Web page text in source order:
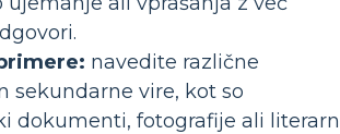
navedite različne
sekundarne vire, kot so
dokumenti, fotografije ali